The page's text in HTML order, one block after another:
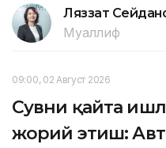
Ляззат
Муаллиф
09:00, 02 Август 2026
Сувни қайта
жорий этиш: